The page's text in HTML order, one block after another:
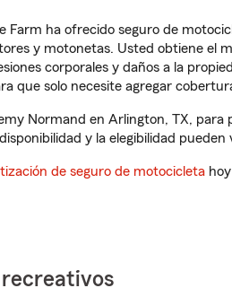
Farm ha ofrecido seguro de
y motonetas. Usted obtiene el
corporales y daños a la
que solo necesite agregar
Normand en Arlington, TX, para
y la elegibilidad pueden
de seguro de motocicleta